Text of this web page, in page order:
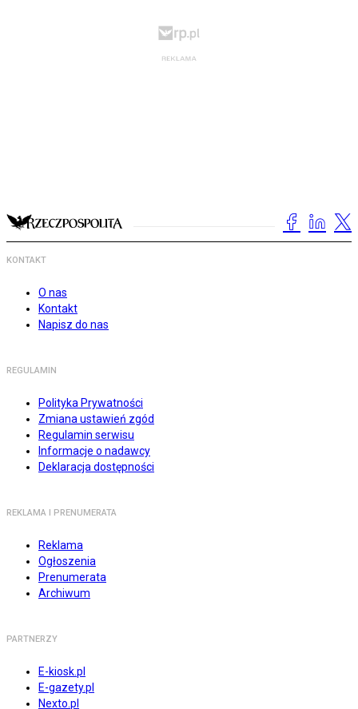
KONTAKT
O nas
Kontakt
Napisz do nas
REGULAMIN
Polityka Prywatności
Zmiana ustawień zgód
Regulamin serwisu
Informacje o nadawcy
Deklaracja dostępności
REKLAMA I PRENUMERATA
Reklama
Ogłoszenia
Prenumerata
Archiwum
PARTNERZY
E-kiosk.pl
E-gazety.pl
Nexto.pl